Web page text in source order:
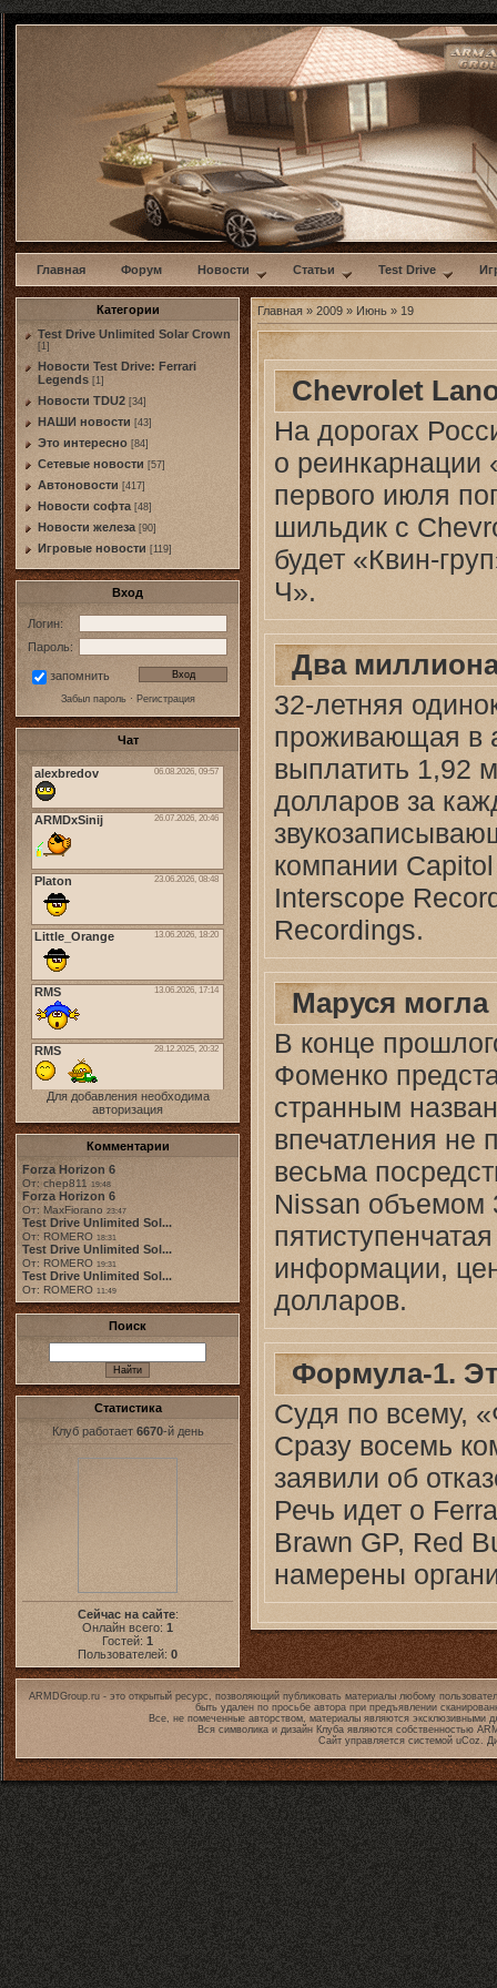
w
Главная Форум Новости Статьи Test Drive
Категории
Test Drive Unlimited Solar Crown
[1]
Новости Test Drive: Ferrari
Legends [1]
Новости TDU2 [34]
НАШИ новости [43]
Это интересно [84]
Сетевые новости [57]
Автоновости [417]
Новости софта [48]
Новоcти железа [90]
Игровые новости [119]
Вход
Логин:
Пароль:
запомнить
Забыл пароль· Регистрация
Чат
Для добавления необходима
авторизация
Комментарии
Forza Horizon 6
От: chep811 19:48
Forza Horizon 6
От: MaxFiorano 23:47
Test Drive Unlimited Sol...
От: ROMERO 18:31
Test Drive Unlimited Sol...
От: ROMERO 19:31
Test Drive Unlimited Sol...
От: ROMERO 11:49
Поиск
Статистика
Клуб работает 6670-й день
Сейчас на сайте:
Онлайн всего: 1
Гостей: 1
Пользователей: 0
Главная » 2009 » Июнь » 19
Chevrolet
На дорогах
о реинкарнации
первого июля
шильдик с
будет «Квин-
Ч».
Два
32-летняя
проживающая в
выплатить 1,92
долларов за
компании
Interscope
Recordings.
Маруся
В конце
Фоменко
странным
впечатления не
весьма
Nissan объемом
информации,
долларов.
Формула-1.
Судя по всему,
Сразу восемь
заявили об
Речь идет о
Brawn GP, Red
намерены
ARMDGroup.ru - это открытый ресурс, позволяющий публиковать материалы любому
быть удален по просьбе автора при предъявлении
Все, не помеченные авторством, материалы являются эксклюзивными
Вся символика и дизайн Клуба являются собственностью
Сайт управляется системой uCoz.